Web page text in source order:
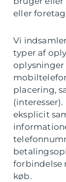
eller
Vi
typer af
placering,
eksplicit
forbindelse
køb.